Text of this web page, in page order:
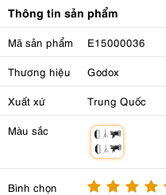
Thông tin sản phẩm
Mã sản phẩm E15000036
Thương hiệu Godox
Xuất xứ Trung Quốc
Màu sắc
Bình chọn